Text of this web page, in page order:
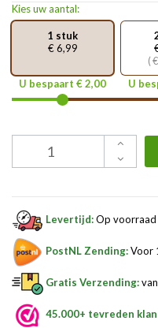
Kies uw aantal:
1 stuk
€ 6,99
U bespaart € 2,00
(
U
Levertijd:Op voorraad
PostNL Zending:Voor
Gratis Verzending:
45.000+ tevreden